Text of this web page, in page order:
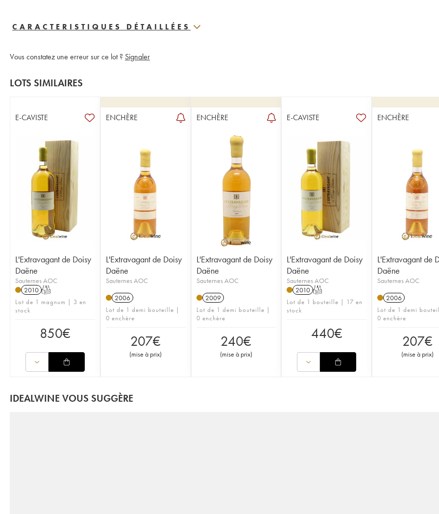
CARACTERISTIQUES DÉTAILLÉES
Vous constatez une erreur sur ce lot ? Signaler
LOTS SIMILAIRES
E-CAVISTE
L'Extravagant de Doisy
Daëne
Sauternes AOC
2010 T
Lot de 1 magnum | 3 en
stock
850€
ENCHÈRE
L'Extravagant de Doisy
Daëne
Sauternes AOC
2006
Lot de 1 demi bouteille |
0 enchère
207€
(mise à prix)
ENCHÈRE
L'Extravagant de Doisy
Daëne
Sauternes AOC
2009
Lot de 1 demi bouteille |
0 enchère
240€
(mise à prix)
E-CAVISTE
L'Extravagant de Doisy
Daëne
Sauternes AOC
2010 T
Lot de 1 bouteille | 17 en
stock
440€
ENCHÈRE
L'Extravagant de
Daëne
Sauternes AOC
2006
Lot de 1 demi
0 enchère
207€
(mise à prix)
IDEALWINE VOUS SUGGÈRE